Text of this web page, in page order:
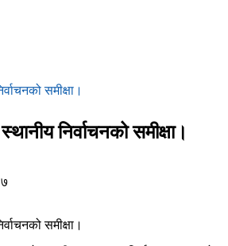
समीक्षा।
निर्वाचनको समीक्षा।
समीक्षा।